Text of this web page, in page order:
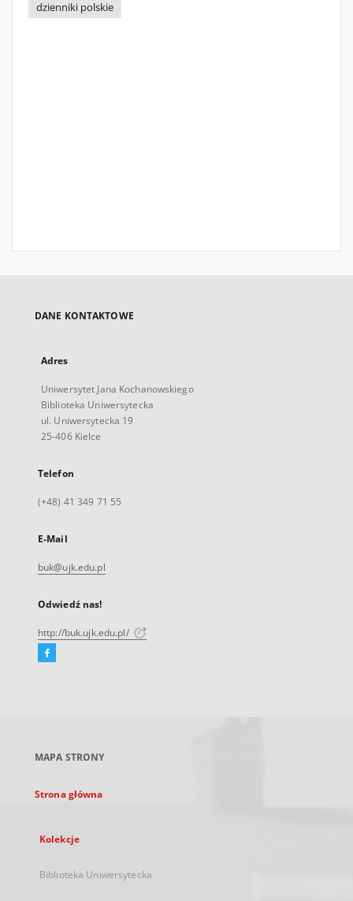
dzienniki polskie
DANE KONTAKTOWE
Adres
Uniwersytet Jana Kochanowskiego
Biblioteka Uniwersytecka
ul. Uniwersytecka 19
25-406 Kielce
Telefon
(+48) 41 349 71 55
E-Mail
buk@ujk.edu.pl
Odwiedź nas!
http://buk.ujk.edu.pl/
Facebook
karcie
MAPA STRONY
Strona główna
Kolekcje
Biblioteka Uniwersytecka